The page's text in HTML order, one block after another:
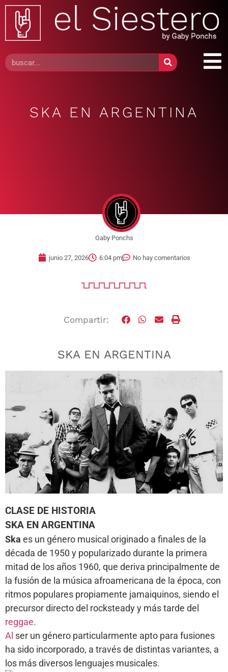
SKA EN ARGENTINA
Gaby Ponchs
junio 27, 2026 6:04 pm No hay comentarios
Compartir:
SKA EN ARGENTINA
CLASE DE HISTORIA
SKA EN ARGENTINA
Ska es un género musical originado a finales de la
década de 1950 y popularizado durante la primera
mitad de los años 1960, que deriva principalmente de
la fusión de la música afroamericana de la época, con
ritmos populares propiamente jamaiquinos, siendo el
precursor directo del rocksteady y más tarde del
reggae.
Al ser un género particularmente apto para fusiones
ha sido incorporado, a través de distintas variantes, a
los más diversos lenguajes musicales.